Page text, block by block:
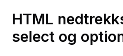
HTML
select og